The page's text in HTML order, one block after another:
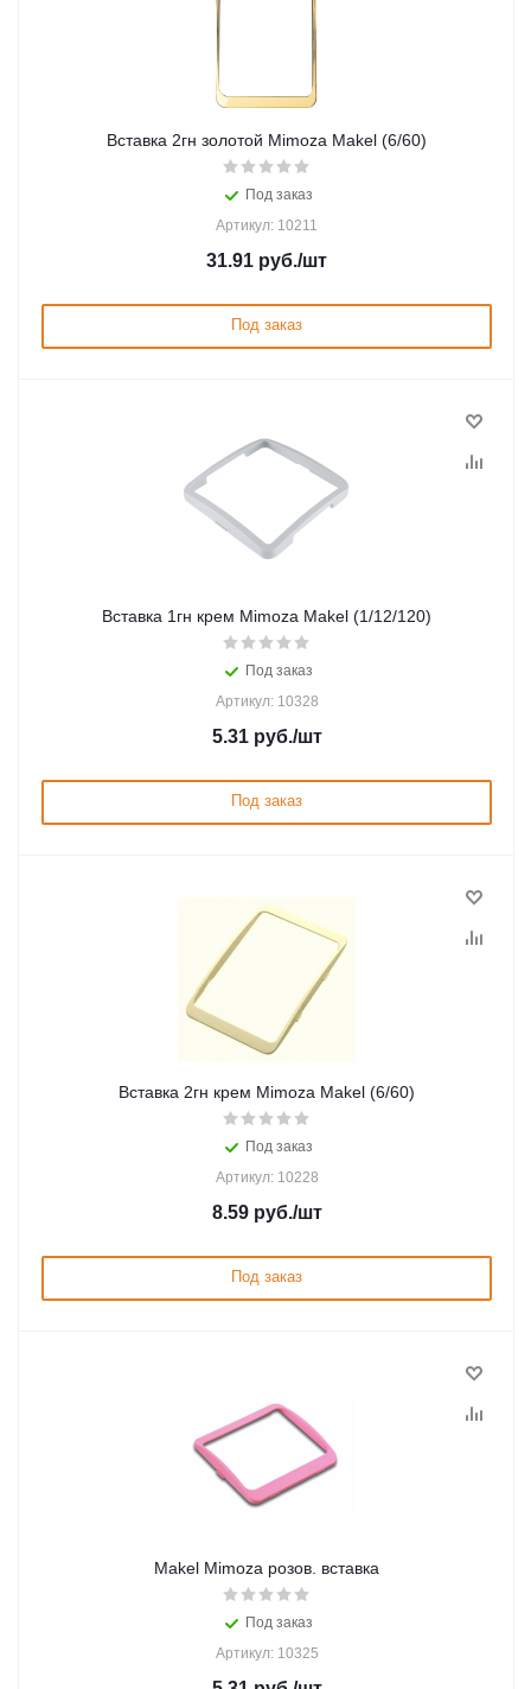
Вставка 2гн золотой Mimoza Makel (6/60)
Под заказ
Артикул: 10211
31.91 руб./шт
Под заказ
Вставка 1гн крем Mimoza Makel (1/12/120)
Под заказ
Артикул: 10328
5.31руб./шт
Под заказ
Вставка 2гн крем Mimoza Makel (6/60)
Под заказ
Артикул: 10228
8.59руб./шт
Под заказ
Makel Mimoza розов. вставка
Под заказ
Артикул: 10325